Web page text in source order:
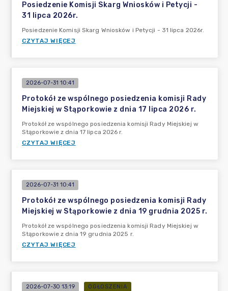
Posiedzenie Komisji Skarg Wniosków i Petycji -
31 lipca 2026r.
Posiedzenie Komisji Skarg Wniosków i Petycji - 31 lipca 2026r.
CZYTAJ WIĘCEJ
2026-07-31 10:41
Protokół ze wspólnego posiedzenia komisji Rady
Miejskiej w Stąporkowie z dnia 17 lipca 2026 r.
Protokół ze wspólnego posiedzenia komisji Rady Miejskiej w
Stąporkowie z dnia 17 lipca 2026 r.
CZYTAJ WIĘCEJ
2026-07-31 10:41
Protokół ze wspólnego posiedzenia komisji Rady
Miejskiej w Stąporkowie z dnia 19 grudnia 2025 r.
Protokół ze wspólnego posiedzenia komisji Rady Miejskiej w
Stąporkowie z dnia 19 grudnia 2025 r.
CZYTAJ WIĘCEJ
2026-07-30 13:19 OGŁOSZENIA